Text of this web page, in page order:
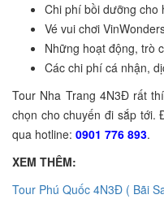
Chi phí bồi dưỡng cho
Vé vui chơi
Những hoạt động, trò
Các chi phí cá nhận,
Tour Nha Trang 4N3Đ rất
chọn cho chuyến đi sắp tới.
qua hotline: 0901 776 893.
XEM THÊM:
Tour Phú Quốc 4N3Đ ( Bãi